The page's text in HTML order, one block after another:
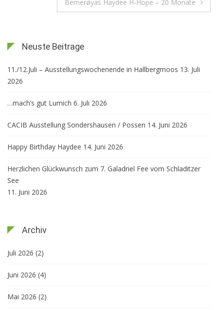
Bernerøyas Haydee H-Hope – 20 Monate
Neuste Beitrage
11./12.Juli – Ausstellungswochenende in Hallbergmoos 13. Juli
2026
…mach’s gut Lumich 6. Juli 2026
CACIB Ausstellung Sondershausen / Possen 14. Juni 2026
Happy Birthday Haydee 14. Juni 2026
Herzlichen Glückwunsch zum 7. Galadriel Fee vom Schladitzer
See
11. Juni 2026
Archiv
Juli 2026 (2)
Juni 2026 (4)
Mai 2026 (2)